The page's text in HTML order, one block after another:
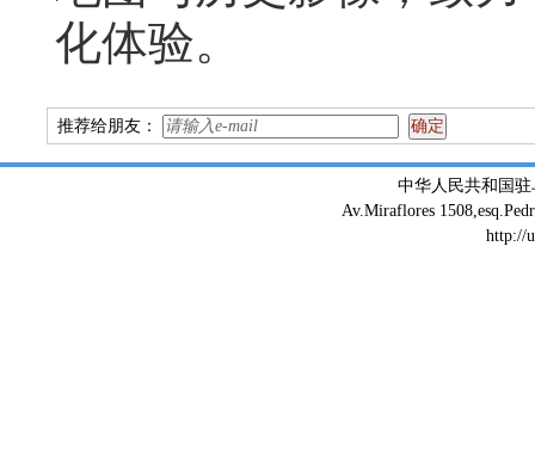
化体验。
推荐给朋友：
中华人民共和国
Av.Miraflores
http://